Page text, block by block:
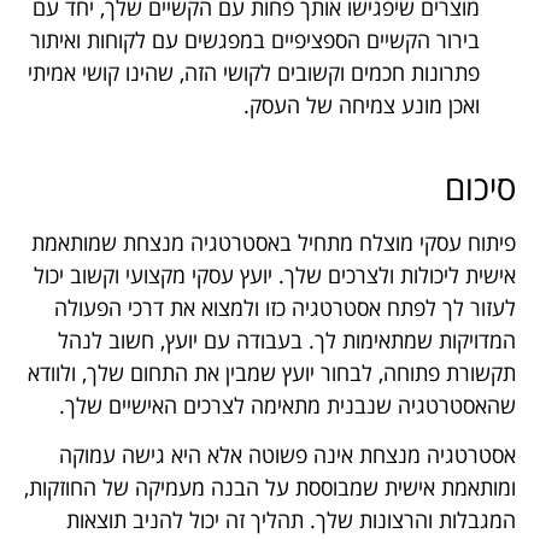
מוצרים שיפגישו אותך פחות עם הקשיים שלך, יחד עם
בירור הקשיים הספציפיים במפגשים עם לקוחות ואיתור
פתרונות חכמים וקשובים לקושי הזה, שהינו קושי אמיתי
ואכן מונע צמיחה של העסק.
סיכום
פיתוח עסקי מוצלח מתחיל באסטרטגיה מנצחת שמותאמת
אישית ליכולות ולצרכים שלך. יועץ עסקי מקצועי וקשוב יכול
לעזור לך לפתח אסטרטגיה כזו ולמצוא את דרכי הפעולה
המדויקות שמתאימות לך. בעבודה עם יועץ, חשוב לנהל
תקשורת פתוחה, לבחור יועץ שמבין את התחום שלך, ולוודא
שהאסטרטגיה שנבנית מתאימה לצרכים האישיים שלך.
אסטרטגיה מנצחת אינה פשוטה אלא היא גישה עמוקה
ומותאמת אישית שמבוססת על הבנה מעמיקה של החוזקות,
המגבלות והרצונות שלך. תהליך זה יכול להניב תוצאות